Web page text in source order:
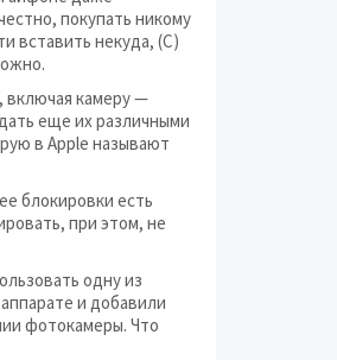
покупать никому
вставить некуда, (С)
включая камеру —
еще их различными
в Apple называют
блокировки есть
при этом, не
одну из
и добавили
фотокамеры. Что
Канцелярские
Медицинское
Оборудование для
Портативная